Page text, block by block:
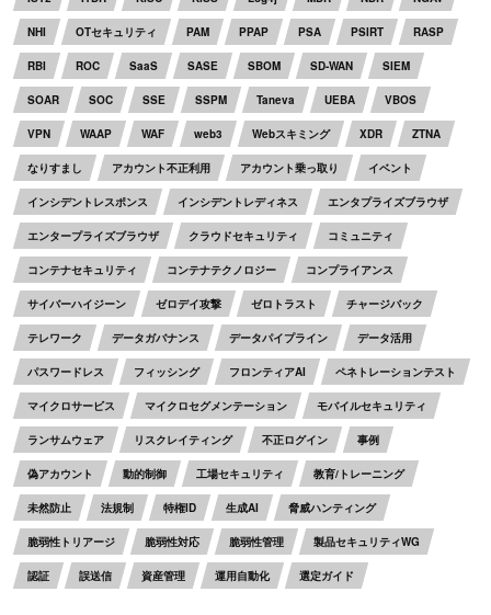
NHI OTセキュリティ PAM PPAP PSA PSIRT RASP
RBI ROC SaaS SASE SBOM SD-WAN SIEM
SOAR SOC SSE SSPM Taneva UEBA VBOS
VPN WAAP WAF web3 Webスキミング XDR ZTNA
なりすまし アカウント不正利用 アカウント乗っ取り イベント
インシデントレスポンス インシデントレディネス エンタプライズブラウザ
エンタープライズブラウザ クラウドセキュリティ コミュニティ
コンテナセキュリティ コンテナテクノロジー コンプライアンス
サイバーハイジーン ゼロデイ攻撃 ゼロトラスト チャージバック
テレワーク データガバナンス データパイプライン データ活用
パスワードレス フィッシング フロンティアAI ペネトレーションテスト
マイクロサービス マイクロセグメンテーション モバイルセキュリティ
ランサムウェア リスクレイティング 不正ログイン 事例
偽アカウント 動的制御 工場セキュリティ 教育/トレーニング
未然防止 法規制 特権ID 生成AI 脅威ハンティング
脆弱性トリアージ 脆弱性対応 脆弱性管理 製品セキュリティWG
認証 誤送信 資産管理 運用自動化 選定ガイド